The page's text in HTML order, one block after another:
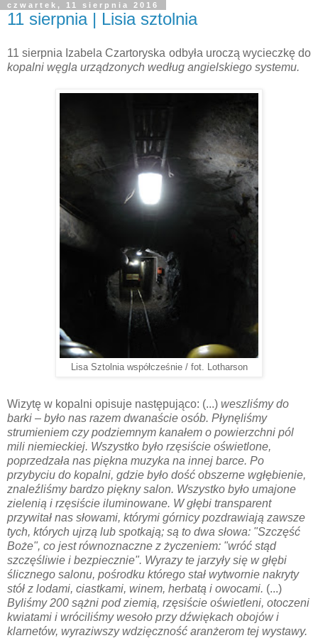
czwartek, 11 sierpnia 2016
11 sierpnia | Lisia sztolnia
11 sierpnia Izabela Czartoryska odbyła uroczą wycieczkę do
kopalni węgla urządzonych według angielskiego systemu.
Lisa Sztolnia współcześnie / fot. Lotharson
Wizytę w kopalni opisuje następująco: (...) weszliśmy do
barki – było nas razem dwanaście osób. Płynęliśmy
strumieniem czy podziemnym kanałem o powierzchni pól
mili niemieckiej. Wszystko było rzęsiście oświetlone,
poprzedzała nas piękna muzyka na innej barce. Po
przybyciu do kopalni, gdzie było dość obszerne wgłębienie,
znaleźliśmy bardzo piękny salon. Wszystko było umajone
zielenią i rzęsiście iluminowane. W głębi transparent
przywitał nas słowami, którymi górnicy pozdrawiają zawsze
tych, których ujrzą lub spotkają; są to dwa słowa: "Szczęść
Boże", co jest równoznaczne z życzeniem: "wróć stąd
szczęśliwie i bezpiecznie". Wyrazy te jarzyły się w głębi
ślicznego salonu, pośrodku którego stał wytwornie nakryty
stół z lodami, ciastkami, winem, herbatą i owocami. (...)
Byliśmy 200 sążni pod ziemią, rzęsiście oświetleni, otoczeni
kwiatami i wróciliśmy wesoło przy dźwiękach obojów i
klarnetów, wyraziwszy wdzięczność aranżerom tej wystawy.